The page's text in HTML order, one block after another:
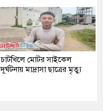
চাটখিলে মোটর সাইকেল
দূর্ঘটনায় মাদ্রাসা ছাত্রের মৃত্যু